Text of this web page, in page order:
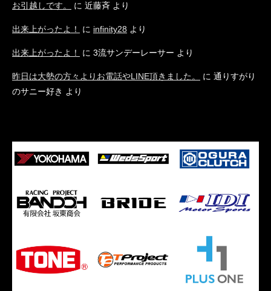
お引越しです。 に 近藤斉 より
出来上がったよ！ に infinity28 より
出来上がったよ！ に 3流サンデーレーサー より
昨日は大勢の方々よりお電話やLINE頂きました。 に 通りすがり
のサニー好き より